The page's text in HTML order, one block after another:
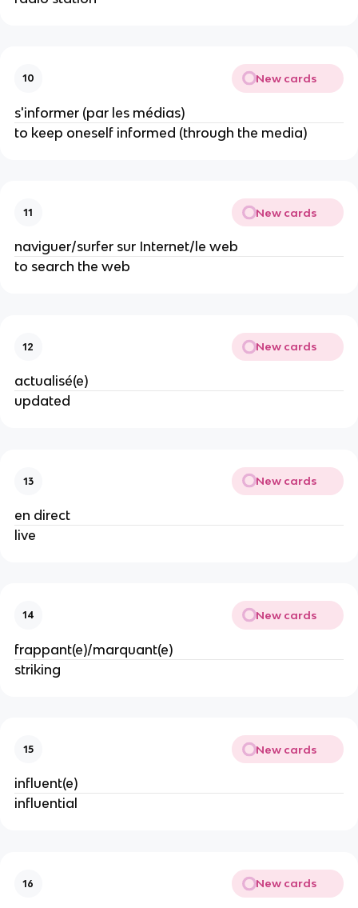
10 New cards
s'informer (par les médias)
to keep oneself informed (through the media)
11 New cards
naviguer/surfer sur Internet/le web
to search the web
12 New cards
actualisé(e)
updated
13 New cards
en direct
live
14 New cards
frappant(e)/marquant(e)
striking
15 New cards
influent(e)
influential
16 New cards